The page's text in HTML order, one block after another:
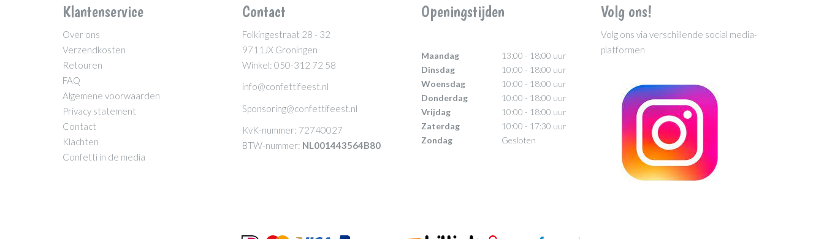
Klantenservice
Over ons
Verzendkosten
Retouren
FAQ
Algemene voorwaarden
Privacy statement
Contact
Klachten
Confetti in de media
Contact
Folkingestraat 28 - 32
9711JX Groningen
Winkel: 050-312 72 58
info@confettifeest.nl
Sponsoring@confettifeest.nl
KvK-nummer: 72740027
BTW-nummer: NL001443564B80
Openingstijden
Maandag
13:00 - 18:00 uur
Dinsdag
10:00 - 18:00 uur
Woensdag
10:00 - 18:00 uur
Donderdag
10:00 - 18:00 uur
Vrijdag
10:00 - 18:00 uur
Zaterdag
10:00 - 17:30 uur
Zondag
Gesloten
Volg ons!
Volg ons via verschillende social media-
platformen